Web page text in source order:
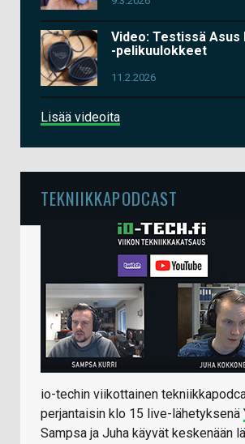
Video: Testissä Asus
-pelikuulokkeet
11.2.2026
Lisää videoita
TEKNIIKKAPODCAST
io-techin viikottainen
perjantaisin klo 15 live-lähetyksenä
Sampsa ja Juha käyvät keskenään